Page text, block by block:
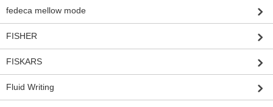
fedeca mellow mode
FISHER
FISKARS
Fluid Writing